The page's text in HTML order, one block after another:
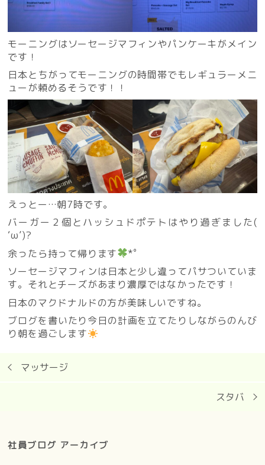
モーニングはソーセージマフィンやパンケーキがメイン
です！
日本とちがってモーニングの時間帯でもレギュラーメニ
ューが頼めるそうです！！
えっとー…朝7時です。
バーガー２個とハッシュドポテトはやり過ぎました(
‘ω’)?
余ったら持って帰ります
*゜
ソーセージマフィンは日本と少し違ってパサついていま
す。それとチーズがあまり濃厚ではなかったです！
日本のマクドナルドの方が美味しいですね。
ブログを書いたり今日の計画を立てたりしながらのんび
り朝を過ごします
マッサージ
スタバ
社員ブログ アーカイブ